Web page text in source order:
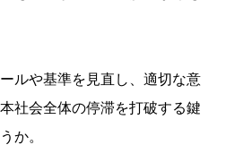
ルや基準を見直し、適切な意
社会全体の停滞を打破する鍵
か。